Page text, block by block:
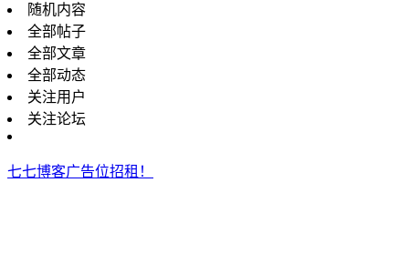
随机内容
全部帖子
全部文章
全部动态
关注用户
关注论坛
七七博客广告位招租！